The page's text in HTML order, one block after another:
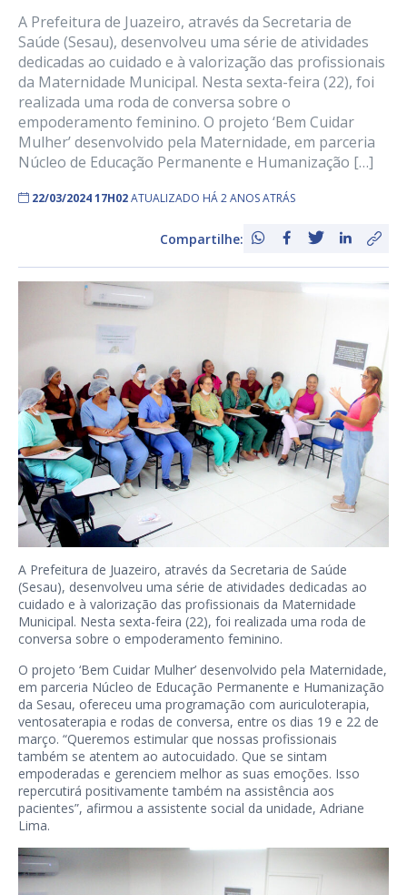
A Prefeitura de Juazeiro, através da Secretaria de
Saúde (Sesau), desenvolveu uma série de atividades
dedicadas ao cuidado e à valorização das profissionais
da Maternidade Municipal. Nesta sexta-feira (22), foi
realizada uma roda de conversa sobre o
empoderamento feminino. O projeto ‘Bem Cuidar
Mulher’ desenvolvido pela Maternidade, em parceria
Núcleo de Educação Permanente e Humanização […]
22/03/2024 17H02ATUALIZADO HÁ 2 ANOS ATRÁS
Compartilhe:
A Prefeitura de Juazeiro, através da Secretaria de Saúde
(Sesau), desenvolveu uma série de atividades dedicadas ao
cuidado e à valorização das profissionais da Maternidade
Municipal. Nesta sexta-feira (22), foi realizada uma roda de
conversa sobre o empoderamento feminino.
O projeto ‘Bem Cuidar Mulher’ desenvolvido pela Maternidade,
em parceria Núcleo de Educação Permanente e Humanização
da Sesau, ofereceu uma programação com auriculoterapia,
ventosaterapia e rodas de conversa, entre os dias 19 e 22 de
março. “Queremos estimular que nossas profissionais
também se atentem ao autocuidado. Que se sintam
empoderadas e gerenciem melhor as suas emoções. Isso
repercutirá positivamente também na assistência aos
pacientes”, afirmou a assistente social da unidade, Adriane
Lima.